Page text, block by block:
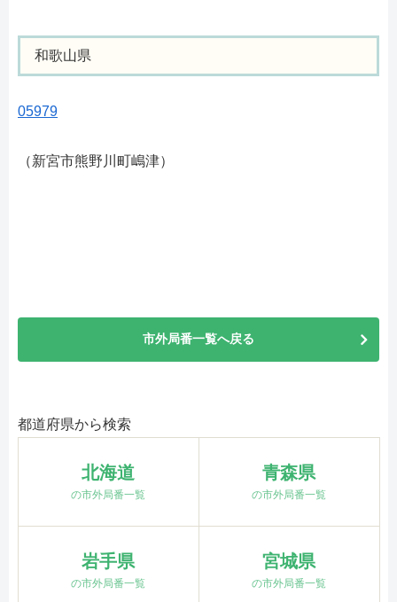
和歌山県
05979
（新宮市熊野川町嶋津）
市外局番一覧へ戻る
都道府県から検索
北海道
の市外局番一覧
青森県
の市外局番一覧
岩手県
の市外局番一覧
宮城県
の市外局番一覧